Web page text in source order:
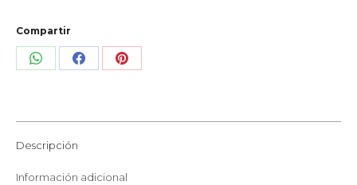
Compartir
Share Share Share
Descripción
Información adicional